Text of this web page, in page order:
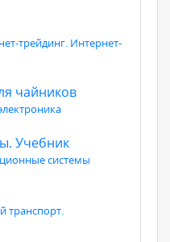
трейдинг. Интернет-
чайников
Учебник
системы
транспорт.